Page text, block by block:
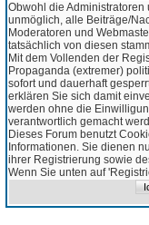
Obwohl die
unmöglich, alle Beiträge/
Moderatoren und
tatsächlich von diesen
Mit dem Vollenden der
Propaganda (extremer)
sofort und dauerhaft
erklären Sie sich damit
werden ohne die
verantwortlich gemacht
Dieses Forum benutzt
Informationen. Sie dienen
ihrer Registrierung sowie
Wenn Sie unten auf